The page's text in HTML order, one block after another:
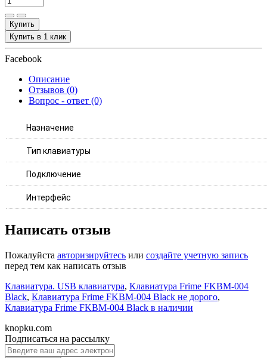
Купить
Купить в 1 клик
Facebook
Описание
Отзывов (0)
Вопрос - ответ (0)
Назначение
Тип клавиатуры
Подключение
Интерфейс
Написать отзыв
Пожалуйста авторизируйтесь или создайте учетную запись
перед тем как написать отзыв
Клавиатура. USB клавиатура, Клавиатура Frime FKBM-004
Black, Клавиатура Frime FKBM-004 Black не дорого,
Клавиатура Frime FKBM-004 Black в наличии
knopku.com
Подписаться на рассылку